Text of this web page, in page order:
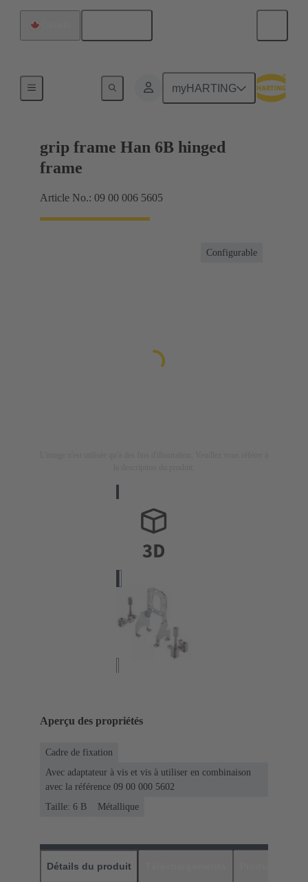
myHARTING
grip frame Han 6B hinged
frame
Article No.: 09 00 006 5605
Configurable
Aperçu des propriétés
Cadre de fixation
Avec adaptateur à vis et vis à utiliser en combinaison
avec la référence 09 00 000 5602
Taille: 6 B
Métallique
Détails du produit